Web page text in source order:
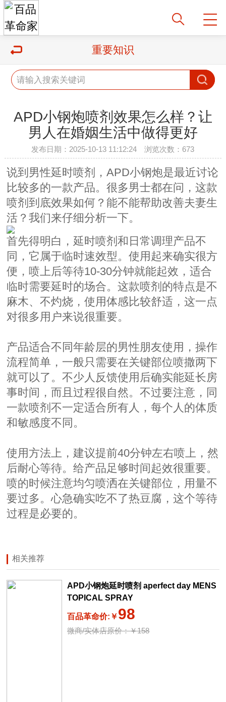
重要知识
APD小钢炮喷剂效果怎么样？让
男人在婚姻生活中做得更好
发布日期：2025-10-13 11:12:24 浏览次数：673
说到男性延时喷剂，APD小钢炮是最近讨论
比较多的一款产品。很多男士都在问，这款
喷剂到底效果如何？能不能帮助改善夫妻生
活？我们来仔细分析一下。
首先得明白，延时喷剂和日常调理产品不
同，它属于临时速效型。使用起来确实很方
便，喷上后等待10-30分钟就能起效，适合
临时需要延时的场合。这款喷剂的特点是不
麻木、不灼烧，使用体感比较舒适，这一点
对很多用户来说很重要。
产品适合不同年龄层的男性朋友使用，操作
流程简单，一般只需要在关键部位喷撒两下
就可以了。不少人反馈使用后确实能延长房
事时间，而且过程很自然。不过要注意，同
一款喷剂不一定适合所有人，每个人的体质
和敏感度不同。
使用方法上，建议提前40分钟左右喷上，然
后耐心等待。给产品足够时间起效很重要。
喷的时候注意均匀喷洒在关键部位，用量不
要过多。心急确实吃不了热豆腐，这个等待
过程是必要的。
相关推荐
APD小钢炮延时喷剂 aperfect day MENS
TOPICAL SPRAY
百品革命价:￥98
微商/实体店原价：￥158